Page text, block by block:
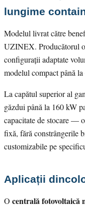
lungime
Modelul livrat către
UZINEX. Producătorul
configurații adaptate
modelul compact până
La capătul superior al
găzdui până la 160 kW
capacitate de stocare —
fixă, fără constrângerile
customizabile pe
Aplicații
O centrală fotovoltaică